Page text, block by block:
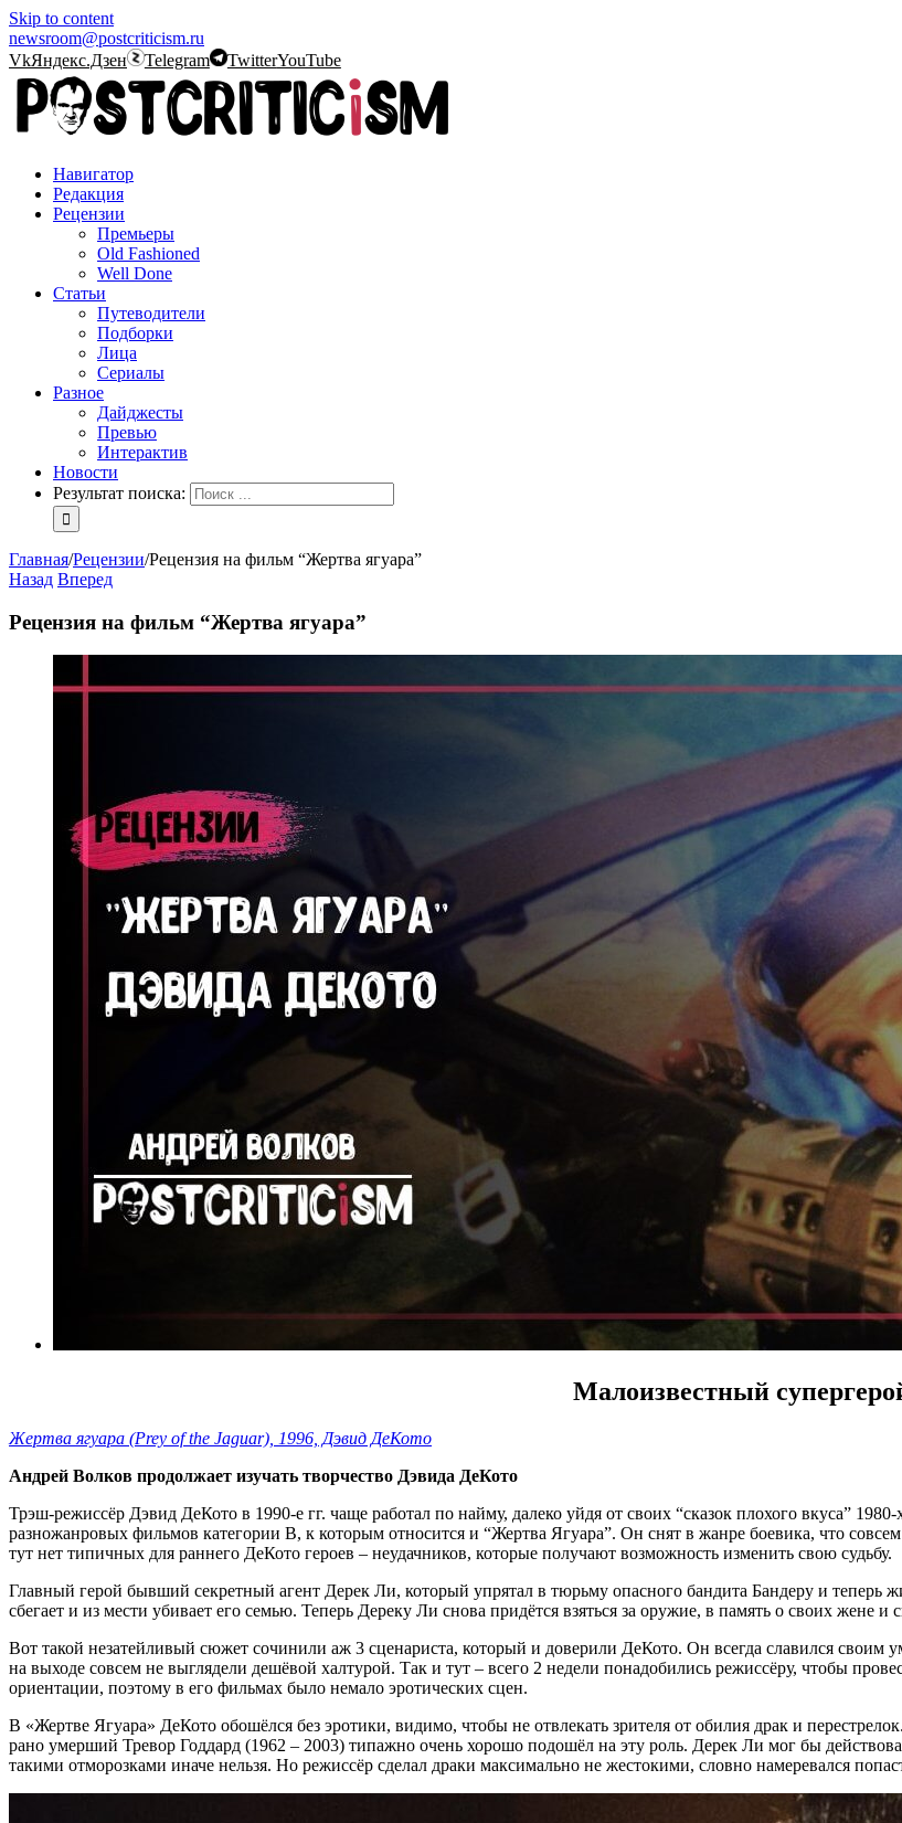
Skip to content
newsroom@postcriticism.ru
VkЯндекс.Дзен Telegram TwitterYouTube
Навигатор
Редакция
Рецензии
Премьеры
Old Fashioned
Well Done
Статьи
Путеводители
Подборки
Лица
Сериалы
Разное
Дайджесты
Превью
Интерактив
Новости
Результат поиска:
Главная/Рецензии/Рецензия на фильм “Жертва ягуара”
Назад Вперед
Рецензия на фильм “Жертва ягуара”
Малоизвестный
Жертва ягуара (Prey of the Jaguar), 1996, Дэвид ДеКото
Андрей Волков продолжает изучать творчество Дэвида ДеКото
Трэш-режиссёр Дэвид ДеКото в 1990-е гг. чаще работал по найму, далеко уйдя от своих “сказок плохого вкуса”
разножанровых фильмов категории B, к которым относится и “Жертва Ягуара”. Он снят в жанре боевика, что
тут нет типичных для раннего ДеКото героев – неудачников, которые получают возможность изменить свою судьбу.
Главный герой бывший секретный агент Дерек Ли, который упрятал в тюрьму опасного бандита Бандеру и
сбегает и из мести убивает его семью. Теперь Дереку Ли снова придётся взяться за оружие, в память о своих жене и
Вот такой незатейливый сюжет сочинили аж 3 сценариста, который и доверили ДеКото. Он всегда славился
на выходе совсем не выглядели дешёвой халтурой. Так и тут – всего 2 недели понадобились режиссёру, чтобы
ориентации, поэтому в его фильмах было немало эротических сцен.
В «Жертве Ягуара» ДеКото обошёлся без эротики, видимо, чтобы не отвлекать зрителя от обилия драк и
рано умерший Тревор Годдард (1962 – 2003) типажно очень хорошо подошёл на эту роль. Дерек Ли мог бы
такими отморозками иначе нельзя. Но режиссёр сделал драки максимально не жестокими, словно намеревался